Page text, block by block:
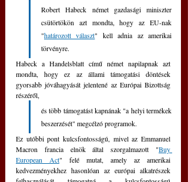
Robert Habeck német gazdasági miniszter
csütörtökön azt mondta, hogy az EU-nak
"határozott választ" kell adnia az amerikai
törvényre.
Habeck a Handelsblatt című német napilapnak azt
mondta, hogy ez az állami támogatási döntések
gyorsabb jóváhagyását jelentené az Európai Bizottság
részéről,
és több támogatást kapnának "a helyi termékek
beszerzését" megcélzó programok.
Ez utóbbi pont kulcsfontosságú, mivel az Emmanuel
Macron francia elnök által szorgalmazott "Buy
European Act" felé mutat, amely az amerikai
kedvezményekhez hasonlóan az európai alkatrészek